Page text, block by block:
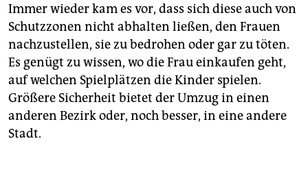
Immer wieder kam es vor, dass sich diese auch von
Schutzzonen nicht abhalten ließen, den Frauen
nachzustellen, sie zu bedrohen oder gar zu töten.
Es genügt zu wissen, wo die Frau einkaufen geht,
auf welchen Spielplätzen die Kinder spielen.
Größere Sicherheit bietet der Umzug in einen
anderen Bezirk oder, noch besser, in eine andere
Stadt.